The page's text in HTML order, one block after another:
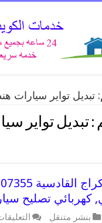
تبديل تواير سيارات
:تبديل تواير
كهربائي تصليح
بنشر متنقل